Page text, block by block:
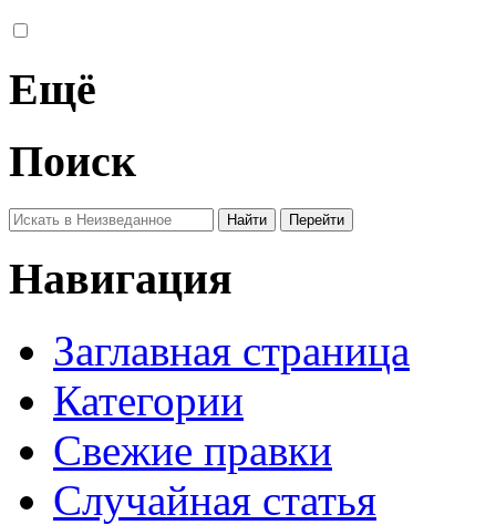
Ещё
Поиск
Навигация
Заглавная страница
Категории
Свежие правки
Случайная статья